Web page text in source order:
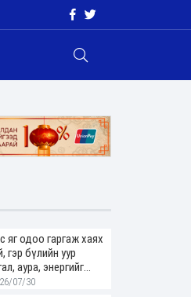
яг одоо гаргаж хаях
гэр бүлийн уур
аура, энергийг
7 зүйл
07/30